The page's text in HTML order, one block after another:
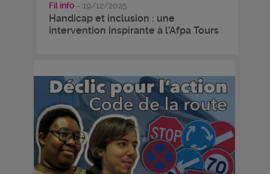
Fil info - 19/12/2025
Handicap et inclusion : une
intervention inspirante à l’Afpa Tours